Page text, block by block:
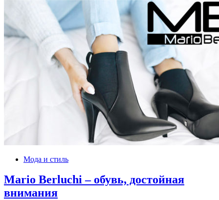
Мода и стиль
Mario Berluchi – обувь, достойная
внимания